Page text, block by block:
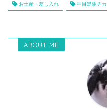
お土産・差し入れ 中目黒駅チカ
ABOUT ME